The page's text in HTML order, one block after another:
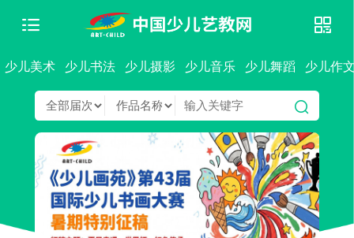
少儿美术 少儿书法 少儿摄影 少儿音乐 少儿舞蹈 少儿作